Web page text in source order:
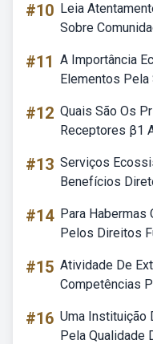
#10 Leia
Sobre
#11 A Importância
Elementos
#12 Quais São Os
Receptores β1
#13 Serviços
Benefícios
#14 Para Habermas
Pelos Direitos
#15 Atividade De
Competências
#16 Uma Instituição
Pela Qualidade